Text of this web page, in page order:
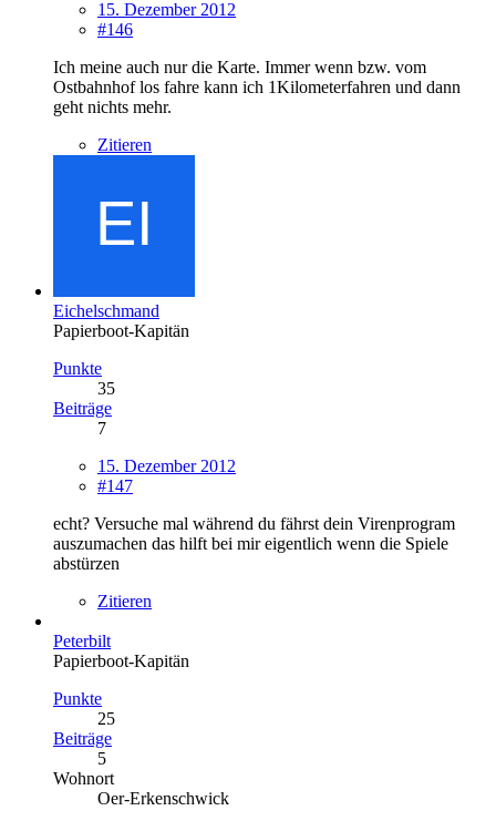
15. Dezember 2012
#146
Ich meine auch nur die Karte. Immer wenn bzw. vom
Ostbahnhof los fahre kann ich 1Kilometerfahren und dann
geht nichts mehr.
Zitieren
Eichelschmand
Papierboot-Kapitän
Punkte
35
Beiträge
7
15. Dezember 2012
#147
echt? Versuche mal während du fährst dein Virenprogram
auszumachen das hilft bei mir eigentlich wenn die Spiele
abstürzen
Zitieren
Peterbilt
Papierboot-Kapitän
Punkte
25
Beiträge
5
Wohnort
Oer-Erkenschwick